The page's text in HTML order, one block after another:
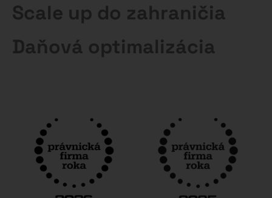
Scale up do zahraničia
Daňová optimalizácia